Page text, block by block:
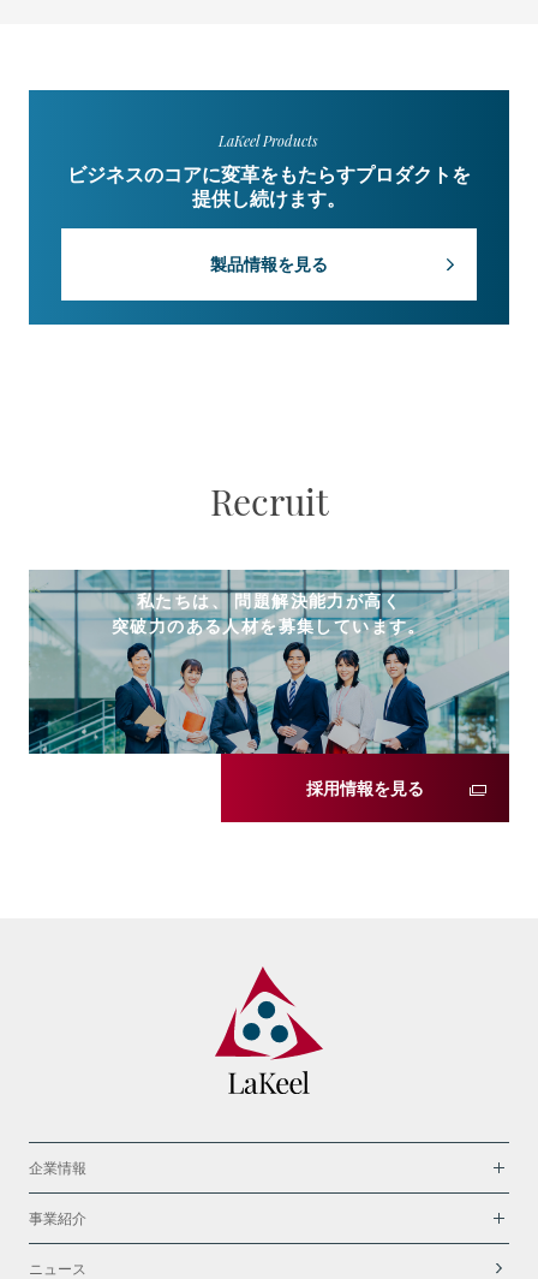
LaKeel Products
ビジネスのコアに変革をもたらすプロダクトを
提供し続けます。
製品情報を見る
Recruit
私たちは、 問題解決能力が高く
突破力のある人材を募集しています。
採用情報を見る
企業情報
事業紹介
ニュース